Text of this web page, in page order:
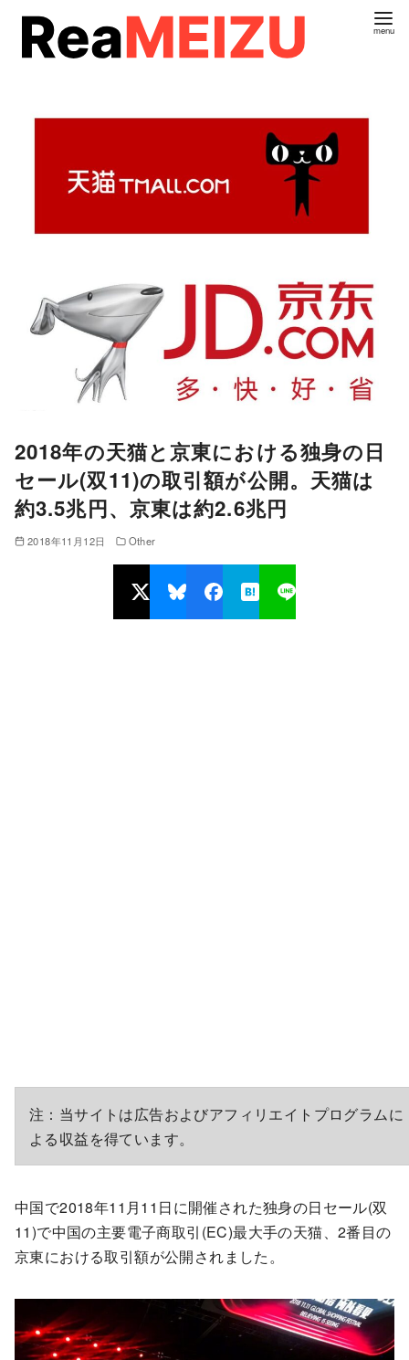
2018年の天猫と京東における独身の日
セール(双11)の取引額が公開。天猫は
約3.5兆円、京東は約2.6兆円
2018年11月12日 Other
注：当サイトは広告およびアフィリエイトプログラムに
よる収益を得ています。
中国で2018年11月11日に開催された独身の日セール(双
11)で中国の主要電子商取引(EC)最大手の天猫、2番目の
京東における取引額が公開されました。